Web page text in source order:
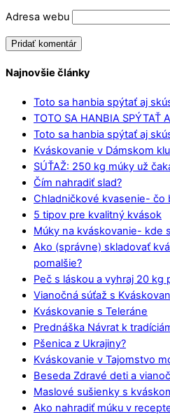
Adresa webu
Najnovšie články
Toto sa hanbia spýtať aj
TOTO SA HANBIA SPÝTAŤ
Toto sa hanbia spýtať aj
Kváskovanie v Dámskom
SÚŤAŽ: 250 kg múky už
Čím nahradiť slad?
Chladničkové kvasenie- čo
5 tipov pre kvalitný kvások
Múky na kváskovanie- kde
Ako (správne) skladovať
pomalšie?
Peč s láskou a vyhraj 20 kg
Vianočná súťaž s
Kváskovanie s Teleráne
Prednáška Návrat k
Pšenica z Ukrajiny?
Kváskovanie v Tajomstvo
Beseda Zdravé deti a
Maslové sušienky s
Ako nahradiť múku v